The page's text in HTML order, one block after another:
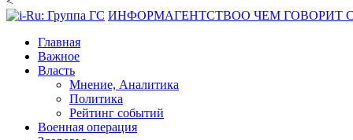
ИНФОРМАГЕНТСТВОО ЧЕМ ГОВОРИТ
Главная
Важное
Власть
Мнение, Аналитика
Политика
Рейтинг событий
Военная операция